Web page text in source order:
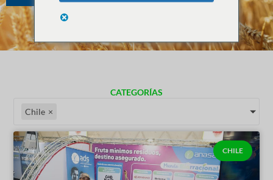
CATEGORÍAS
Chile ×
CHILE